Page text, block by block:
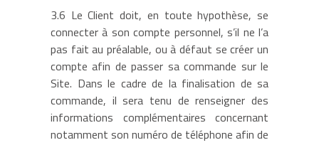
3.6 Le Client doit, en toute hypothèse, se
connecter à son compte personnel, s’il ne l’a
pas fait au préalable, ou à défaut se créer un
compte afin de passer sa commande sur le
Site. Dans le cadre de la finalisation de sa
commande, il sera tenu de renseigner des
informations complémentaires concernant
notamment son numéro de téléphone afin de